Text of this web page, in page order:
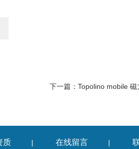
下一篇： Topolino mobile 磁
质 | 在线留言 |